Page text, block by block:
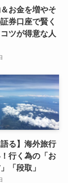
お金を増やそ
券口座で賢く
ツが得意な人
語る】海外旅行
行く為の「お
「段取」